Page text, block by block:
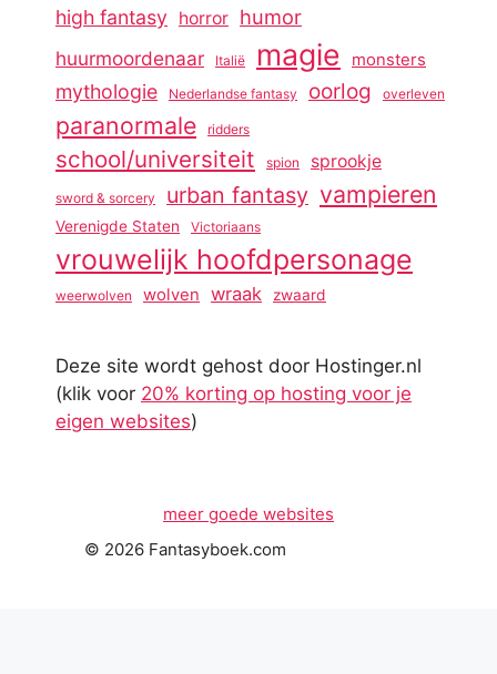
high fantasy horror humor
huurmoordenaar Italië magie monsters
mythologie Nederlandse fantasy oorlog overleven
paranormale ridders
school/universiteit spion sprookje
sword & sorcery urban fantasy vampieren
Verenigde Staten Victoriaans
vrouwelijk hoofdpersonage
weerwolven wolven wraak zwaard
Deze site wordt gehost door Hostinger.nl
(klik voor 20% korting op hosting voor je
eigen websites)
meer goede websites